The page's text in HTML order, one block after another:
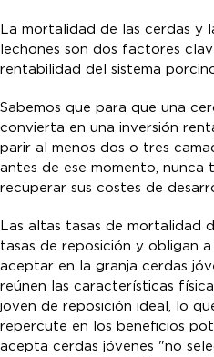
La mortalidad de las cerdas y
lechones son dos factores
rentabilidad del sistema
Sabemos que para que una
convierta en una inversión
parir al menos dos o tres
antes de ese momento,
recuperar sus costes de
Las altas tasas de mortalidad
tasas de reposición y obligan
aceptar en la granja cerdas
reúnen las características
joven de reposición ideal, lo
repercute en los beneficios
acepta cerdas jóvenes "no